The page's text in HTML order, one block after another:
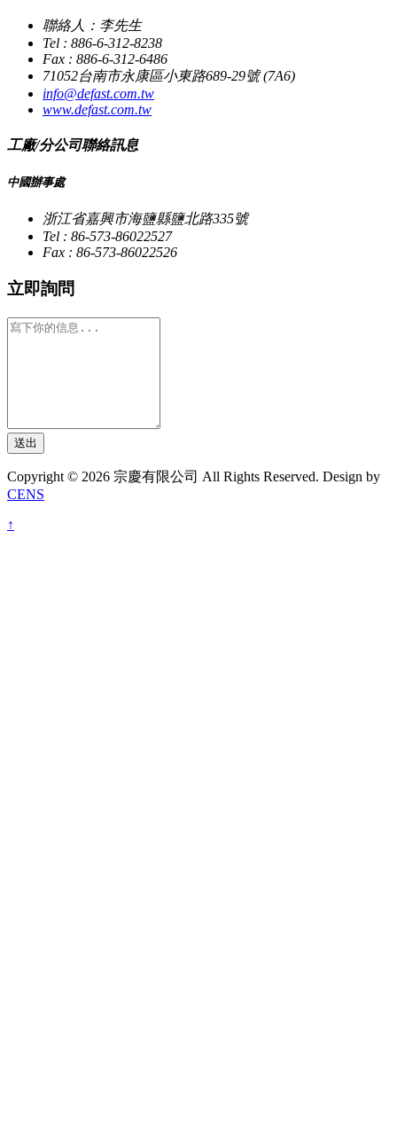
聯絡人：李先生
Tel : 886-6-312-8238
Fax : 886-6-312-6486
71052台南市永康區小東路689-29號 (7A6)
info@defast.com.tw
www.defast.com.tw
工廠/分公司聯絡訊息
中國辦事處
浙江省嘉興市海鹽縣鹽北路335號
Tel : 86-573-86022527
Fax : 86-573-86022526
立即詢問
送出
Copyright © 2026 宗慶有限公司 All Rights Reserved. Design by
CENS
↑